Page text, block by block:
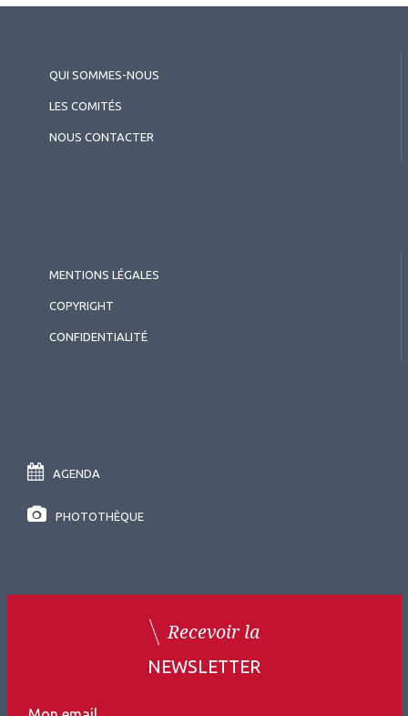
QUI SOMMES-NOUS
LES COMITÉS
NOUS CONTACTER
MENTIONS LÉGALES
COPYRIGHT
CONFIDENTIALITÉ
AGENDA
PHOTOTHÈQUE
Recevoir la
NEWSLETTER